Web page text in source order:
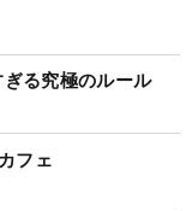
る究極のルール
フェ